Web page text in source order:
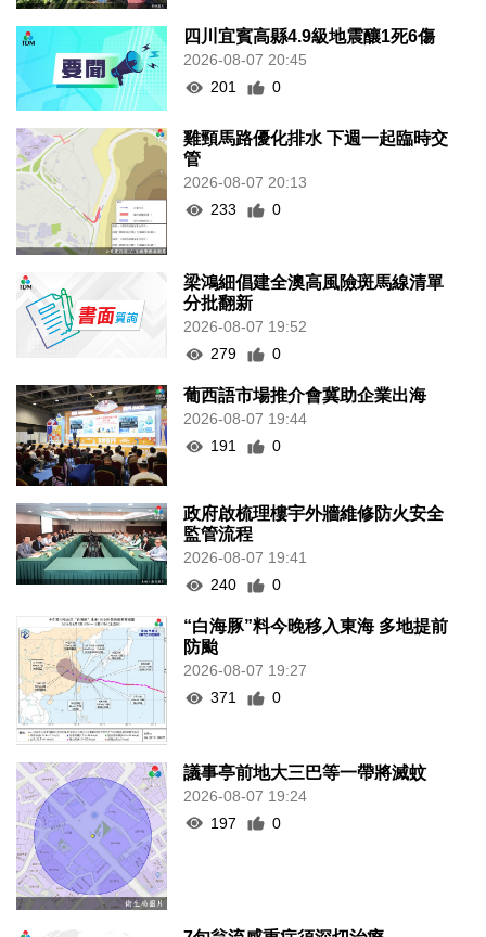
四川宜賓高縣4.9級地震釀1死6傷
2026-08-07 20:45
201
0
雞頸馬路優化排水 下週一起臨時交
管
2026-08-07 20:13
233
0
梁鴻細倡建全澳高風險斑馬線清單
分批翻新
2026-08-07 19:52
279
0
葡西語市場推介會冀助企業出海
2026-08-07 19:44
191
0
政府啟梳理樓宇外牆維修防火安全
監管流程
2026-08-07 19:41
240
0
“白海豚”料今晚移入東海 多地提前
防颱
2026-08-07 19:27
371
0
議事亭前地大三巴等一帶將滅蚊
2026-08-07 19:24
197
0